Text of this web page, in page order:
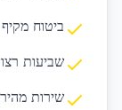
ביטוח
שביעות
שירות